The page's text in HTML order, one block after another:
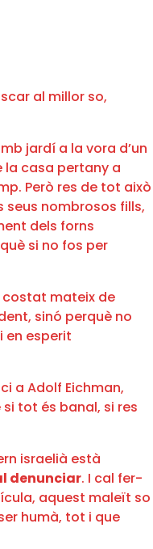
al millor so,
jardí a la vora d’un
la casa pertany a
Però res de tot això
seus nombrosos fills,
dels forns
si no fos per
costat mateix de
sinó perquè no
en esperit
a Adolf Eichman,
tot és banal, si res
israelià està
denunciar. I cal fer-
aquest maleït so
humà, tot i que